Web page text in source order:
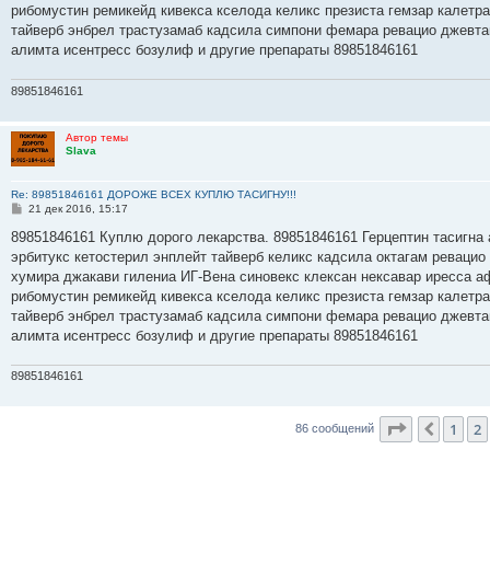
и
е
рибомустин ремикейд кивекса кселода келикс презиста гемзар
тайверб энбрел трастузамаб кадсила симпони фемара ревацио
алимта исентресс бозулиф и другие препараты 89851846161
89851846161
Автор темы
Slava
Re: 89851846161 ДОРОЖЕ ВСЕХ КУПЛЮ ТАСИГНУ!!!
С
о
щ
е
и
е
21 дек 2016, 15:17
89851846161 Куплю дорого лекарства. 89851846161 Герцептин
эрбитукс кетостерил энплейт тайверб келикс кадсила октагам
хумира джакави гилениа ИГ-Вена синовекс клексан нексавар иресса
рибомустин ремикейд кивекса кселода келикс презиста гемзар
тайверб энбрел трастузамаб кадсила симпони фемара ревацио
алимта исентресс бозулиф и другие препараты 89851846161
89851846161
86 сообщений Страница3
Пред.
1 2